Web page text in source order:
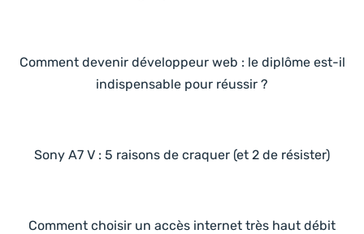
Comment devenir développeur web : le diplôme est-il
indispensable pour réussir ?
Sony A7 V : 5 raisons de craquer (et 2 de résister)
Comment choisir un accès internet très haut débit